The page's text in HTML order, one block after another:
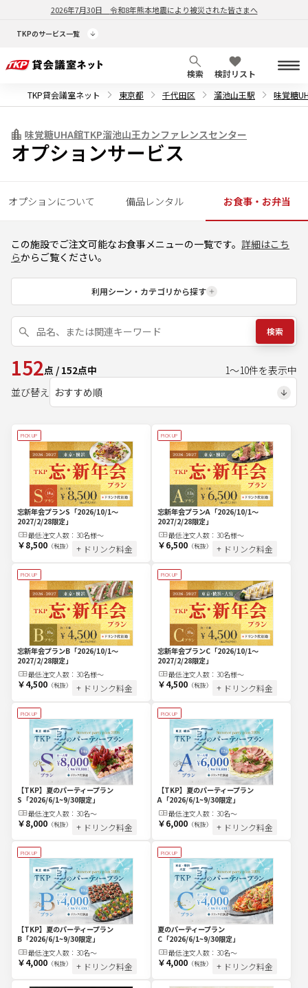
2026年7月30日 令和8年熊本地震により被災された皆さまへ
TKPのサービス一覧
検索
検討リスト
TKP貸会議室ネット
東京都 千代田区 溜池山王駅 味覚糖
味覚糖UHA館TKP溜池山王カンファレンスセンター
オプションサービス
オプションについて 備品レンタル お食事・お弁当
この施設でご注文可能なお食事メニューの一覧です。 詳細はこち
らからご覧ください。
利用シーン・カテゴリから探す
検索
152点 / 152点中 1～10件を表示中
並び替え
PICK UP
忘新年会プランS 「2026/10/1～
2027/2/28限定」
最低注文人数： 30名様～
￥8,500（税抜） + ドリンク料金
PICK UP
忘新年会プランA「2026/10/1～
2027/2/28限定」
最低注文人数： 30名様～
￥6,500（税抜） + ドリンク料金
PICK UP
忘新年会プランB「2026/10/1～
2027/2/28限定」
最低注文人数： 30名様～
￥4,500（税抜） + ドリンク料金
PICK UP
忘新年会プランC「2026/10/1～
2027/2/28限定」
最低注文人数： 30名様～
￥4,500（税抜） + ドリンク料金
PICK UP
【TKP】夏のパーティープラン
S 「2026/6/1~9/30限定」
最低注文人数： 30名〜
￥8,000（税抜） + ドリンク料金
PICK UP
【TKP】夏のパーティープラン
A 「2026/6/1~9/30限定」
最低注文人数： 30名〜
￥6,000（税抜） + ドリンク料金
PICK UP
【TKP】夏のパーティープラン
B「2026/6/1~9/30限定」
最低注文人数： 30名〜
￥4,000（税抜） + ドリンク料金
PICK UP
夏のパーティープラン
C「2026/6/1~9/30限定」
最低注文人数： 30名〜
￥4,000（税抜） + ドリンク料金